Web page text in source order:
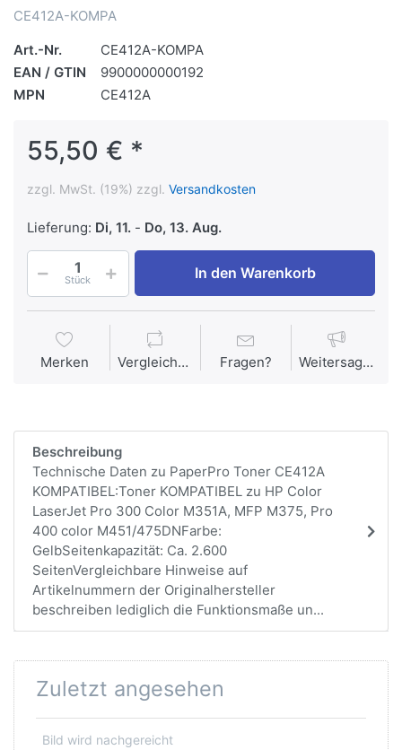
CE412A-KOMPA
Art.-Nr.
CE412A-KOMPA
EAN / GTIN
9900000000192
MPN
CE412A
55,50 € *
zzgl. MwSt. (19%) zzgl. Versandkosten
Lieferung: Di, 11. - Do, 13. Aug.
Stück In den Warenkorb
Merken Vergleichen Fragen? Weitersagen
Beschreibung
Technische Daten zu PaperPro Toner CE412A
KOMPATIBEL:Toner KOMPATIBEL zu HP Color
LaserJet Pro 300 Color M351A, MFP M375, Pro
400 color M451/475DNFarbe:
GelbSeitenkapazität: Ca. 2.600
SeitenVergleichbare Hinweise auf
Artikelnummern der Originalhersteller
beschreiben lediglich die Funktionsmaße un...
Zuletzt angesehen